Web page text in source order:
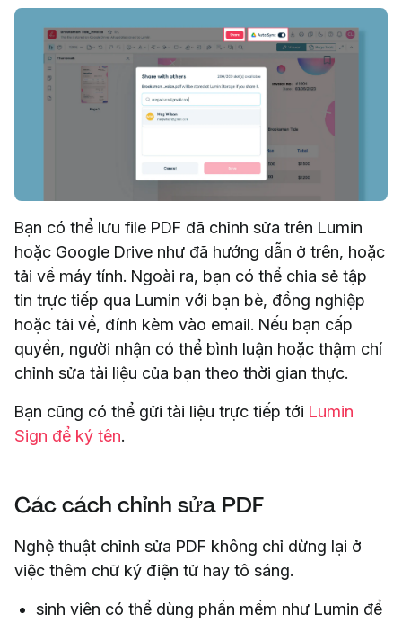
Bạn có thể lưu file PDF đã chỉnh sửa trên Lumin
hoặc Google Drive như đã hướng dẫn ở trên, hoặc
tải về máy tính. Ngoài ra, bạn có thể chia sẻ tập
tin trực tiếp qua Lumin với bạn bè, đồng nghiệp
hoặc tải về, đính kèm vào email. Nếu bạn cấp
quyền, người nhận có thể bình luận hoặc thậm chí
chỉnh sửa tài liệu của bạn theo thời gian thực.
Bạn cũng có thể gửi tài liệu trực tiếp tới Lumin
Sign để ký tên.
Các cách chỉnh sửa PDF
Nghệ thuật chỉnh sửa PDF không chỉ dừng lại ở
việc thêm chữ ký điện tử hay tô sáng.
sinh viên có thể dùng phần mềm như Lumin để